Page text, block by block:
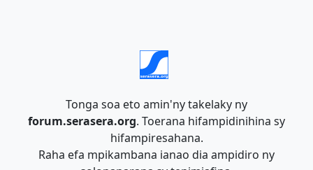
Tonga soa eto amin'ny takelaky ny
forum.serasera.org. Toerana hifampidinihina sy
hifampiresahana.
Raha efa mpikambana ianao dia ampidiro ny